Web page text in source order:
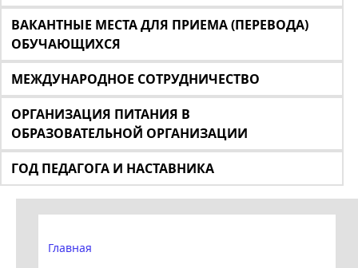
ВАКАНТНЫЕ МЕСТА ДЛЯ ПРИЕМА (ПЕРЕВОДА)
ОБУЧАЮЩИХСЯ
МЕЖДУНАРОДНОЕ СОТРУДНИЧЕСТВО
ОРГАНИЗАЦИЯ ПИТАНИЯ В
ОБРАЗОВАТЕЛЬНОЙ ОРГАНИЗАЦИИ
ГОД ПЕДАГОГА И НАСТАВНИКА
Главная